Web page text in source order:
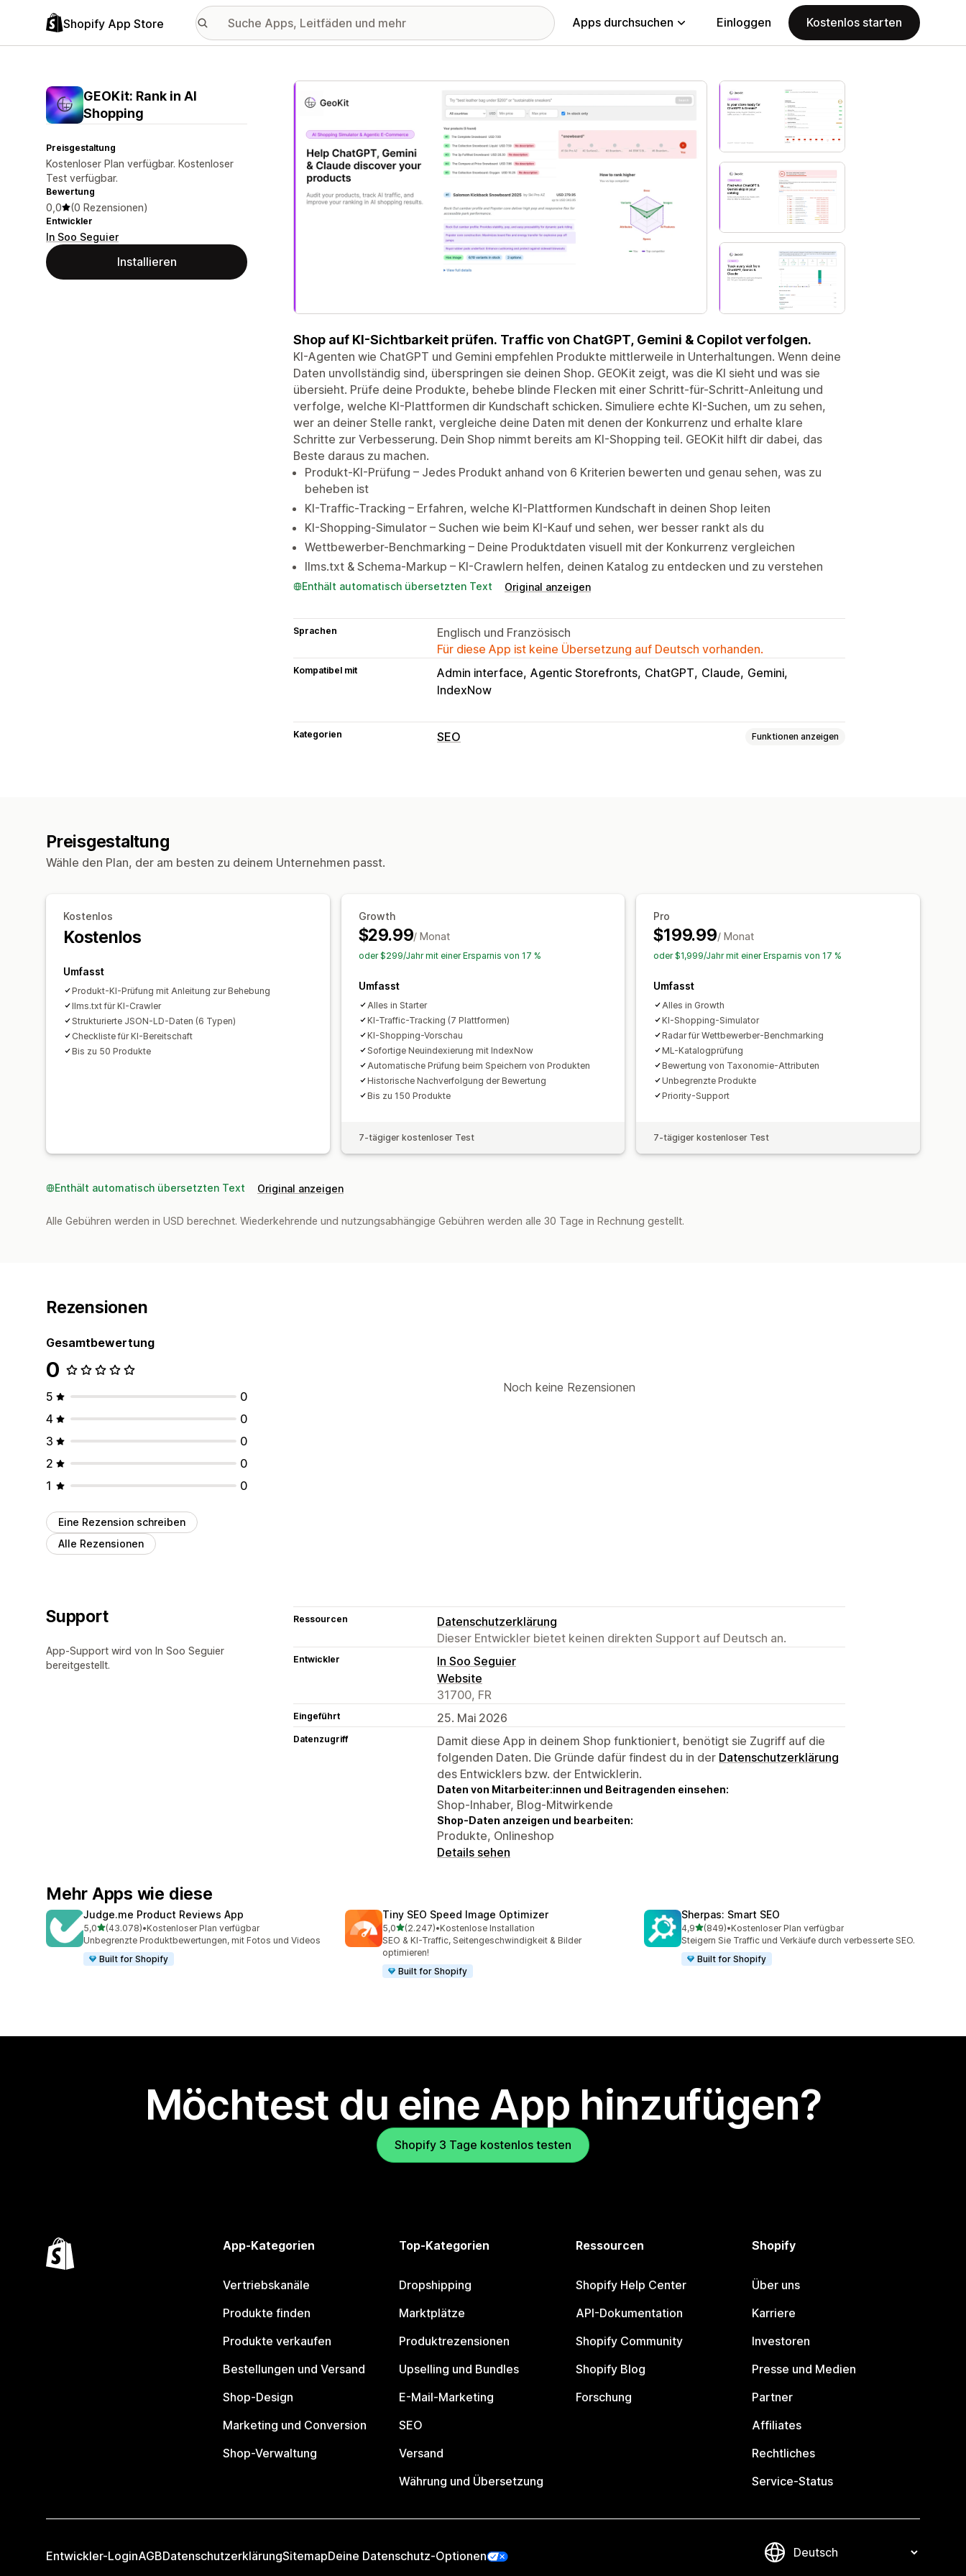
Shopify App Store Apps durchsuchen Einloggen Kostenlos starten
GEOKit: Rank in AI
Shopping
Preisgestaltung
Kostenloser Plan verfügbar. Kostenloser
Test verfügbar.
Bewertung
0,0 (0 Rezensionen)
Entwickler
In Soo Seguier
Installieren
Vorgestellte Bildergalerie
Shop auf KI-Sichtbarkeit prüfen. Traffic von ChatGPT, Gemini & Copilot verfolgen.
KI-Agenten wie ChatGPT und Gemini empfehlen Produkte mittlerweile in Unterhaltungen. Wenn deine
Daten unvollständig sind, überspringen sie deinen Shop. GEOKit zeigt, was die KI sieht und was sie
übersieht. Prüfe deine Produkte, behebe blinde Flecken mit einer Schritt-für-Schritt-Anleitung und
verfolge, welche KI-Plattformen dir Kundschaft schicken. Simuliere echte KI-Suchen, um zu sehen,
wer an deiner Stelle rankt, vergleiche deine Daten mit denen der Konkurrenz und erhalte klare
Schritte zur Verbesserung. Dein Shop nimmt bereits am KI-Shopping teil. GEOKit hilft dir dabei, das
Beste daraus zu machen.
Produkt-KI-Prüfung – Jedes Produkt anhand von 6 Kriterien bewerten und genau sehen, was zu
beheben ist
KI-Traffic-Tracking – Erfahren, welche KI-Plattformen Kundschaft in deinen Shop leiten
KI-Shopping-Simulator – Suchen wie beim KI-Kauf und sehen, wer besser rankt als du
Wettbewerber-Benchmarking – Deine Produktdaten visuell mit der Konkurrenz vergleichen
llms.txt & Schema-Markup – KI-Crawlern helfen, deinen Katalog zu entdecken und zu verstehen
Enthält automatisch übersetzten Text Original anzeigen
Sprachen
Englisch und Französisch
Für diese App ist keine Übersetzung auf Deutsch vorhanden.
Kompatibel mit Admin interface Agentic Storefronts ChatGPT Claude Gemini
IndexNow
Kategorien SEO Funktionen anzeigen
Analyse der Inhalte
Preisgestaltung
Wähle den Plan, der am besten zu deinem Unternehmen passt.
Kostenlos
Kostenlos
Umfasst
Produkt-KI-Prüfung mit Anleitung zur Behebung
llms.txt für KI-Crawler
Strukturierte JSON-LD-Daten (6 Typen)
Checkliste für KI-Bereitschaft
Bis zu 50 Produkte
Growth
$29.99/ Monat
oder $299/Jahr mit einer Ersparnis von 17 %
Umfasst
Alles in Starter
KI-Traffic-Tracking (7 Plattformen)
KI-Shopping-Vorschau
Sofortige Neuindexierung mit IndexNow
Automatische Prüfung beim Speichern von Produkten
Historische Nachverfolgung der Bewertung
Bis zu 150 Produkte
7-tägiger kostenloser Test
Pro
$199.99/ Monat
oder $1,999/Jahr mit einer Ersparnis von 17 %
Umfasst
Alles in Growth
KI-Shopping-Simulator
Radar für Wettbewerber-Benchmarking
ML-Katalogprüfung
Bewertung von Taxonomie-Attributen
Unbegrenzte Produkte
Priority-Support
7-tägiger kostenloser Test
Enthält automatisch übersetzten Text Original anzeigen
Alle Gebühren werden in USD berechnet. Wiederkehrende und nutzungsabhängige Gebühren werden alle 30 Tage in Rechnung gestellt.
Rezensionen
Gesamtbewertung
0
5
0
4
0
3
0
2
0
1
0
Eine Rezension schreiben
Alle Rezensionen
Noch keine Rezensionen
Support
App-Support wird von In Soo Seguier
bereitgestellt.
Ressourcen
Datenschutzerklärung
Dieser Entwickler bietet keinen direkten Support auf Deutsch an.
Entwickler
In Soo Seguier
Website
31700, FR
Eingeführt 25. Mai 2026
Datenzugriff
Damit diese App in deinem Shop funktioniert, benötigt sie Zugriff auf die
folgenden Daten. Die Gründe dafür findest du in der Datenschutzerklärung
des Entwicklers bzw. der Entwicklerin.
Daten von Mitarbeiter:innen und Beitragenden einsehen:
Shop-Inhaber, Blog-Mitwirkende
Shop-Daten anzeigen und bearbeiten:
Produkte, Onlineshop
Details sehen
Mehr Apps wie diese
Judge.me Product Reviews App
5,0von 5 Sternen
(43.078)
43078 Rezensionen insgesamt
•Kostenloser Plan verfügbar
Unbegrenzte Produktbewertungen, mit Fotos und Videos
Built for Shopify
Tiny SEO Speed Image Optimizer
5,0von 5 Sternen
(2.247)
2247 Rezensionen insgesamt
•Kostenlose Installation
SEO & KI-Traffic, Seitengeschwindigkeit & Bilder
optimieren!
Built for Shopify
Sherpas: Smart SEO
4,9von 5 Sternen
(849)
849 Rezensionen insgesamt
•Kostenloser Plan verfügbar
Steigern Sie Traffic und Verkäufe durch verbesserte SEO.
Built for Shopify
Möchtest du eine App hinzufügen?
Shopify 3 Tage kostenlos testen
App-Kategorien
Vertriebskanäle
Produkte finden
Produkte verkaufen
Bestellungen und Versand
Shop-Design
Marketing und Conversion
Shop-Verwaltung
Top-Kategorien
Dropshipping
Marktplätze
Produktrezensionen
Upselling und Bundles
E-Mail-Marketing
SEO
Versand
Währung und Übersetzung
Ressourcen
Shopify Help Center
API-Dokumentation
Shopify Community
Shopify Blog
Forschung
Shopify
Über uns
Karriere
Investoren
Presse und Medien
Partner
Affiliates
Rechtliches
Service-Status
Entwickler-LoginAGBDatenschutzerklärungSitemapDeine Datenschutz-Optionen